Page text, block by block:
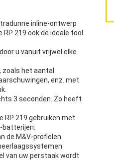
inline-ontwerp
219 ook de ideale tool
u vanuit vrijwel elke
zoals het aantal
enz. met
3 seconden. Zo heeft
RP 219 gebruiken met
batterijen.
de M&V-profielen
van uw perstaak wordt